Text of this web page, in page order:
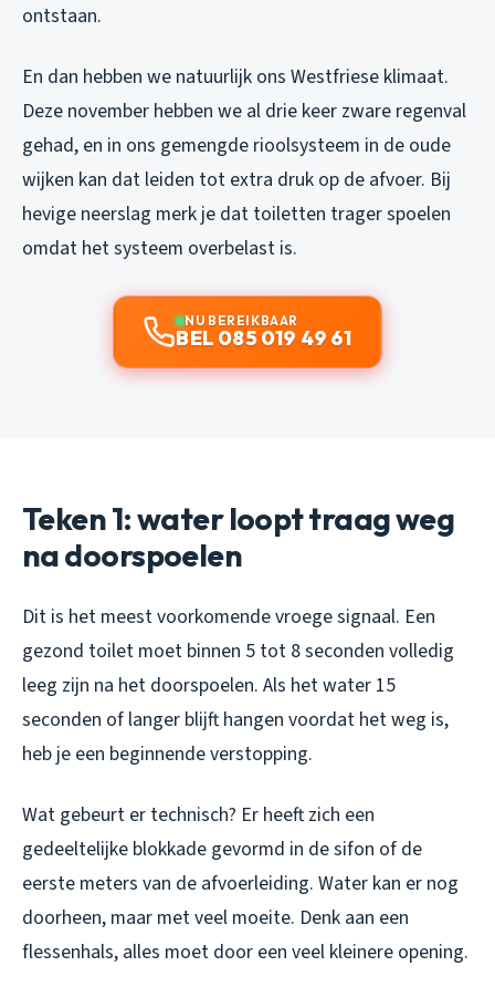
ontstaan.
En dan hebben we natuurlijk ons Westfriese klimaat.
Deze november hebben we al drie keer zware regenval
gehad, en in ons gemengde rioolsysteem in de oude
wijken kan dat leiden tot extra druk op de afvoer. Bij
hevige neerslag merk je dat toiletten trager spoelen
omdat het systeem overbelast is.
NU BEREIKBAAR
BEL 085 019 49 61
Teken 1: water loopt traag weg
na doorspoelen
Dit is het meest voorkomende vroege signaal. Een
gezond toilet moet binnen 5 tot 8 seconden volledig
leeg zijn na het doorspoelen. Als het water 15
seconden of langer blijft hangen voordat het weg is,
heb je een beginnende verstopping.
Wat gebeurt er technisch? Er heeft zich een
gedeeltelijke blokkade gevormd in de sifon of de
eerste meters van de afvoerleiding. Water kan er nog
doorheen, maar met veel moeite. Denk aan een
flessenhals, alles moet door een veel kleinere opening.